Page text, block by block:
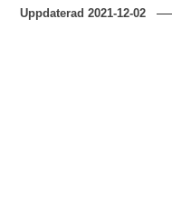
Uppdaterad2021-12-02